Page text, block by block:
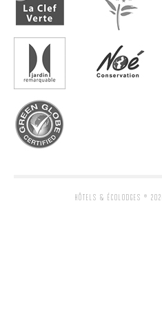
HÔTELS & ÉCOLODGES ®